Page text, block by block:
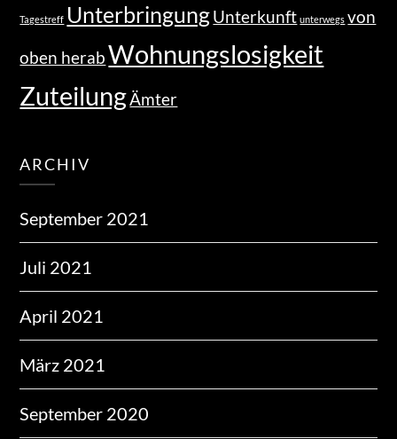
Tagestreff UnterbringungUnterkunft unterwegs von
oben herabWohnungslosigkeit
ZuteilungÄmter
ARCHIV
September 2021
Juli 2021
April 2021
März 2021
September 2020